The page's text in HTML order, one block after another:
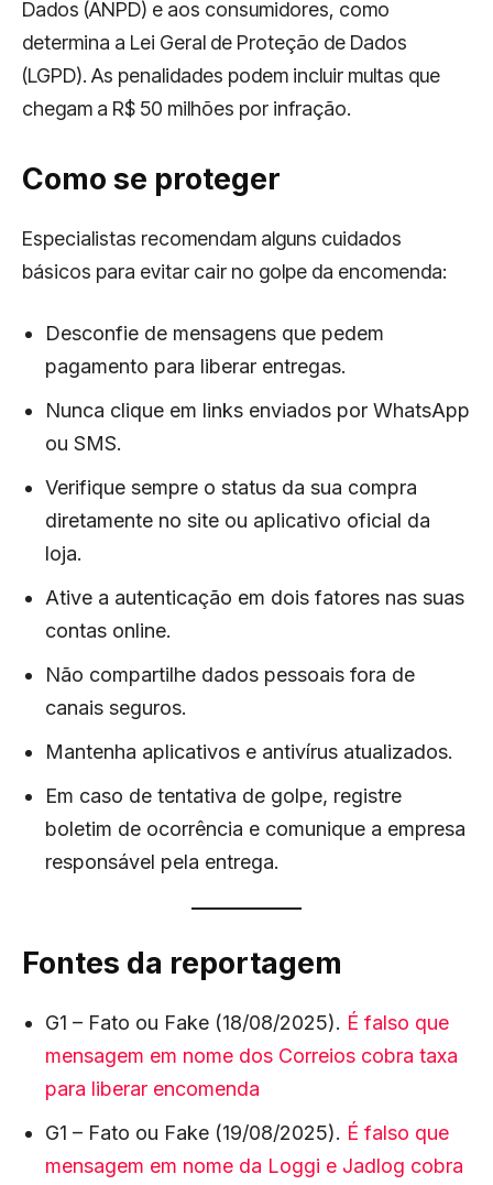
Dados (ANPD) e aos consumidores, como
determina a Lei Geral de Proteção de Dados
(LGPD). As penalidades podem incluir multas que
chegam a R$ 50 milhões por infração.
Como se proteger
Especialistas recomendam alguns cuidados
básicos para evitar cair no golpe da encomenda:
Desconfie de mensagens que pedem
pagamento para liberar entregas.
Nunca clique em links enviados por WhatsApp
ou SMS.
Verifique sempre o status da sua compra
diretamente no site ou aplicativo oficial da
loja.
Ative a autenticação em dois fatores nas suas
contas online.
Não compartilhe dados pessoais fora de
canais seguros.
Mantenha aplicativos e antivírus atualizados.
Em caso de tentativa de golpe, registre
boletim de ocorrência e comunique a empresa
responsável pela entrega.
Fontes da reportagem
G1 – Fato ou Fake (18/08/2025). É falso que
mensagem em nome dos Correios cobra taxa
para liberar encomenda
G1 – Fato ou Fake (19/08/2025). É falso que
mensagem em nome da Loggi e Jadlog cobra